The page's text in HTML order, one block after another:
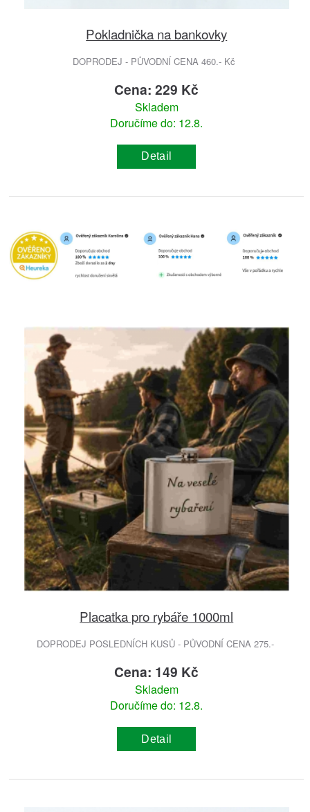
Pokladnička na bankovky
DOPRODEJ - PŮVODNÍ CENA 460.- Kč
Cena: 229 Kč
Skladem
Doručíme do: 12.8.
Detail
Placatka pro rybáře 1000ml
DOPRODEJ POSLEDNÍCH KUSŮ - PŮVODNÍ CENA 275.-
Cena: 149 Kč
Skladem
Doručíme do: 12.8.
Detail